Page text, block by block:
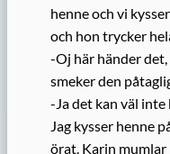
henne och vi
och hon trycker
-Oj här händer
smeker den
-Ja det kan väl inte
Jag kysser henne
örat. Karin mumlar